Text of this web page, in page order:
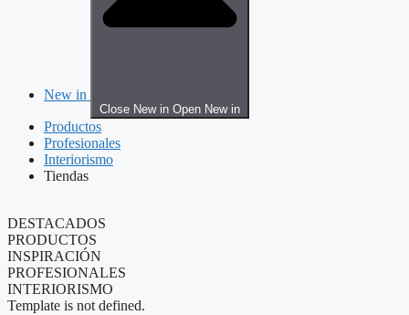
New in
Close New in Open New in
Productos
Profesionales
Interiorismo
Tiendas
DESTACADOS
PRODUCTOS
INSPIRACIÓN
PROFESIONALES
INTERIORISMO
Template is not defined.